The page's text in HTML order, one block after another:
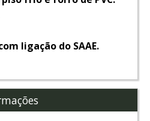
ligação do SAAE.